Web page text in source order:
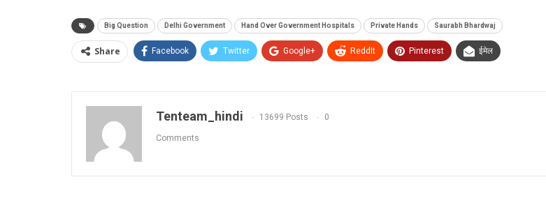
Big Question Delhi Government Hand Over Government Hospitals Private Hands Saurabh Bhardwaj
Share Facebook Twitter Google+ ReddIt Pinterest ईमेल
Tenteam_hindi 13699 Posts 0
Comments